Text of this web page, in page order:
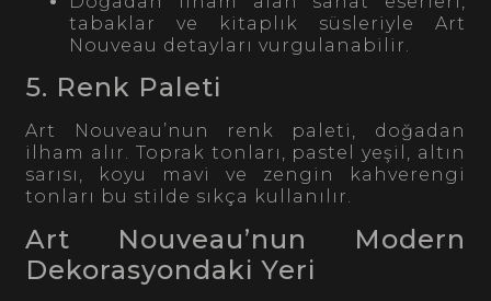
tabaklar ve kitaplık süsleriyle Art
Nouveau detayları vurgulanabilir.
5. Renk Paleti
Art Nouveau’nun renk paleti, doğadan
ilham alır. Toprak tonları, pastel yeşil, altın
sarısı, koyu mavi ve zengin kahverengi
tonları bu stilde sıkça kullanılır.
Art Nouveau’nun Modern
Dekorasyondaki Yeri